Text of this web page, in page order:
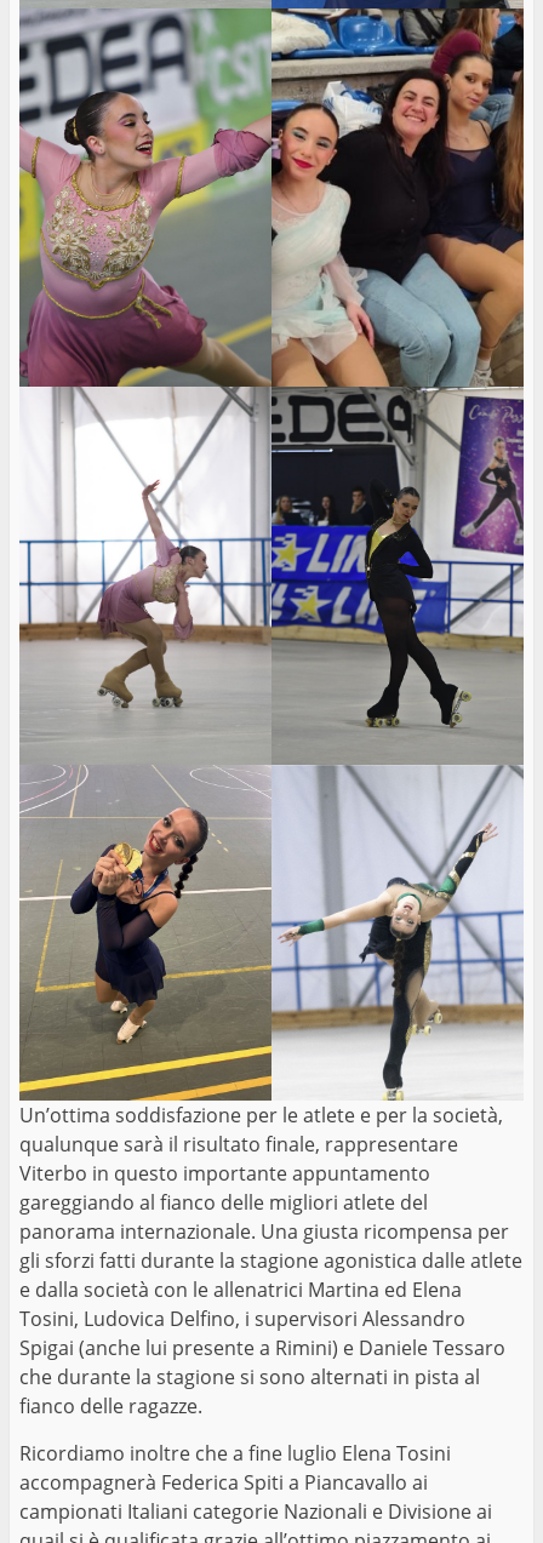
Un’ottima soddisfazione per le atlete e per la società,
qualunque sarà il risultato finale, rappresentare
Viterbo in questo importante appuntamento
gareggiando al fianco delle migliori atlete del
panorama internazionale. Una giusta ricompensa per
gli sforzi fatti durante la stagione agonistica dalle atlete
e dalla società con le allenatrici Martina ed Elena
Tosini, Ludovica Delfino, i supervisori Alessandro
Spigai (anche lui presente a Rimini) e Daniele Tessaro
che durante la stagione si sono alternati in pista al
fianco delle ragazze.
Ricordiamo inoltre che a fine luglio Elena Tosini
accompagnerà Federica Spiti a Piancavallo ai
campionati Italiani categorie Nazionali e Divisione ai